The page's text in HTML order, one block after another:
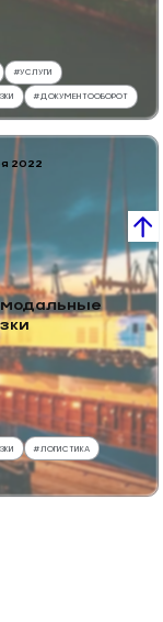
#УСЛУГИ
#ДОКУМЕНТООБОРОТ
2022
# ЛОГИСТИКА